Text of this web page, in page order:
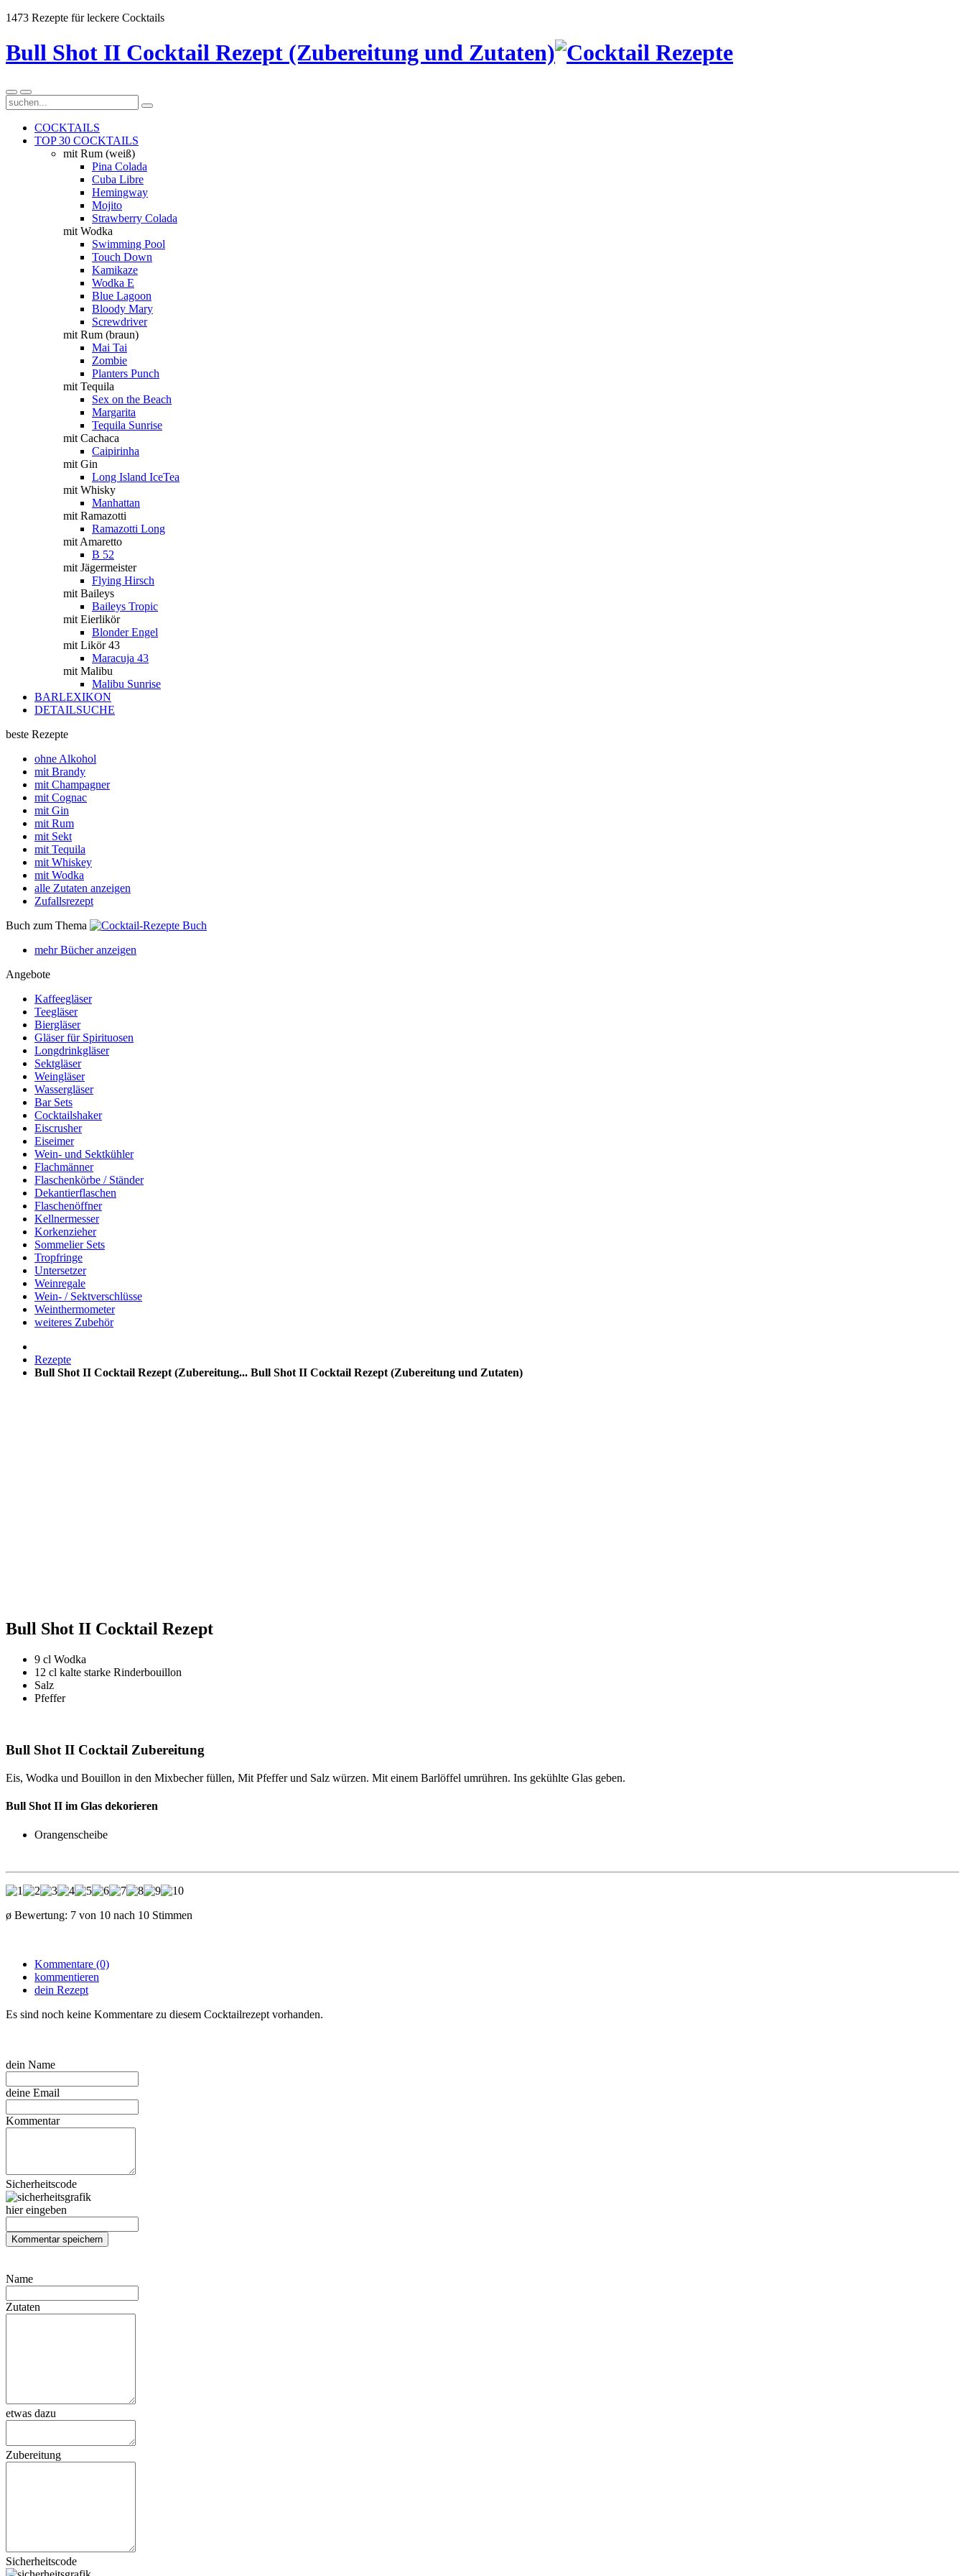
1473 Rezepte für leckere Cocktails
Bull Shot II Cocktail Rezept (Zubereitung und Zutaten)
COCKTAILS
TOP 30 COCKTAILS
mit Rum (weiß)
Pina Colada
Cuba Libre
Hemingway
Mojito
Strawberry Colada
mit Wodka
Swimming Pool
Touch Down
Kamikaze
Wodka E
Blue Lagoon
Bloody Mary
Screwdriver
mit Rum (braun)
Mai Tai
Zombie
Planters Punch
mit Tequila
Sex on the Beach
Margarita
Tequila Sunrise
mit Cachaca
Caipirinha
mit Gin
Long Island IceTea
mit Whisky
Manhattan
mit Ramazotti
Ramazotti Long
mit Amaretto
B 52
mit Jägermeister
Flying Hirsch
mit Baileys
Baileys Tropic
mit Eierlikör
Blonder Engel
mit Likör 43
Maracuja 43
mit Malibu
Malibu Sunrise
BARLEXIKON
DETAILSUCHE
beste Rezepte
ohne Alkohol
mit Brandy
mit Champagner
mit Cognac
mit Gin
mit Rum
mit Sekt
mit Tequila
mit Whiskey
mit Wodka
alle Zutaten anzeigen
Zufallsrezept
Buch zum Thema
mehr Bücher anzeigen
Angebote
Kaffeegläser
Teegläser
Biergläser
Gläser für Spirituosen
Longdrinkgläser
Sektgläser
Weingläser
Wassergläser
Bar Sets
Cocktailshaker
Eiscrusher
Eiseimer
Wein- und Sektkühler
Flachmänner
Flaschenkörbe / Ständer
Dekantierflaschen
Flaschenöffner
Kellnermesser
Korkenzieher
Sommelier Sets
Tropfringe
Untersetzer
Weinregale
Wein- / Sektverschlüsse
Weinthermometer
weiteres Zubehör
Rezepte
Bull Shot II Cocktail Rezept (Zubereitung... Bull Shot II Cocktail Rezept (Zubereitung und Zutaten)
Bull Shot II Cocktail Rezept
9 cl Wodka
12 cl kalte starke Rinderbouillon
Salz
Pfeffer
Bull Shot II Cocktail Zubereitung
Eis, Wodka und Bouillon in den Mixbecher füllen, Mit Pfeffer und Salz würzen. Mit einem Barlöffel umrühren. Ins gekühlte Glas geben.
Bull Shot II im Glas dekorieren
Orangenscheibe
ø Bewertung: 7 von 10 nach 10 Stimmen
Kommentare (0)
kommentieren
dein Rezept
Es sind noch keine Kommentare zu diesem Cocktailrezept vorhanden.
dein Name
deine Email
Kommentar
Sicherheitscode
hier eingeben
Name
Zutaten
etwas dazu
Zubereitung
Sicherheitscode